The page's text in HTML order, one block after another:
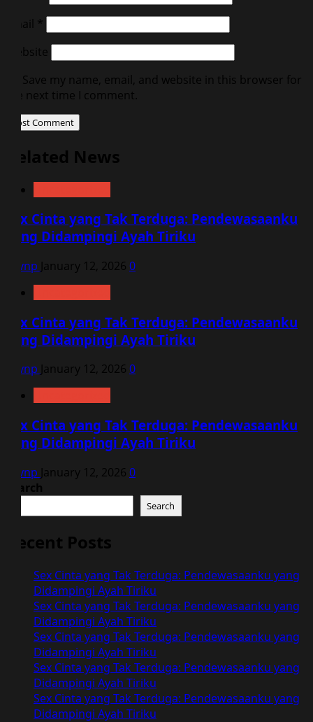
Email
*
Website
Save my name, email, and website in this browser for
the next time I comment.
Related News
Sex Cinta yang Tak Terduga: Pendewasaanku
yang Didampingi Ayah Tiriku
vqvnp January 12, 2026 0
Sex Cinta yang Tak Terduga: Pendewasaanku
yang Didampingi Ayah Tiriku
vqvnp January 12, 2026 0
Sex Cinta yang Tak Terduga: Pendewasaanku
yang Didampingi Ayah Tiriku
vqvnp January 12, 2026 0
Search
Search
Recent Posts
Sex Cinta yang Tak Terduga: Pendewasaanku yang
Didampingi Ayah Tiriku
Sex Cinta yang Tak Terduga: Pendewasaanku yang
Didampingi Ayah Tiriku
Sex Cinta yang Tak Terduga: Pendewasaanku yang
Didampingi Ayah Tiriku
Sex Cinta yang Tak Terduga: Pendewasaanku yang
Didampingi Ayah Tiriku
Sex Cinta yang Tak Terduga: Pendewasaanku yang
Didampingi Ayah Tiriku